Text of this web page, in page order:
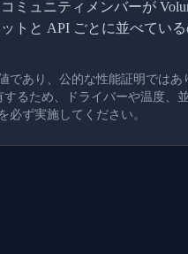
ミュニティメンバーが
トと API ごとに並べてい
であり、公的な性能証明では
るため、ドライバーや温度、
必ず実施してください。